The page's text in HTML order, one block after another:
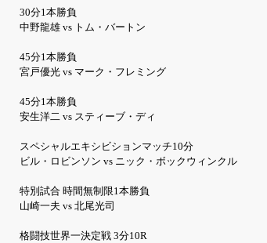
30分1本勝負
中野龍雄 vs トム・バートン
45分1本勝負
宮戸優光 vs マーク・フレミング
45分1本勝負
安生洋二 vs スティーブ・ディ
スペシャルエキシビションマッチ10分
ビル・ロビンソン vs ニック・ボックウィンクル
特別試合 時間無制限1本勝負
山崎一夫 vs 北尾光司
格闘技世界一決定戦 3分10R